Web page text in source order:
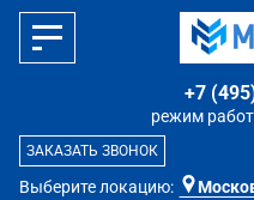
Выберите локацию:
режим
+7
ЗАКАЗАТЬ ЗВОНОК